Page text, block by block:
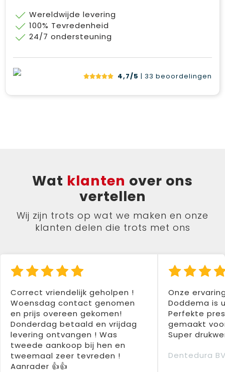
Wereldwijde levering
100% Tevredenheid
24/7 ondersteuning
4,7/5 | 33 beoordelingen
Wat klanten over ons
vertellen
Wij zijn trots op wat we maken en onze
klanten delen die trots met ons
Correct vriendelijk geholpen !
Woensdag contact genomen
en prijs overeen gekomen!
Donderdag betaald en vrijdag
levering ontvangen ! Was
tweede aankoop bij hen en
tweemaal zeer tevreden !
Aanrader 👍👍
Onze
Doddema is
Perfekte
gemaakt
Super
Dentedura